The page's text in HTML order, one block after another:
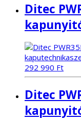
Ditec
292 990 Ft
Ditec